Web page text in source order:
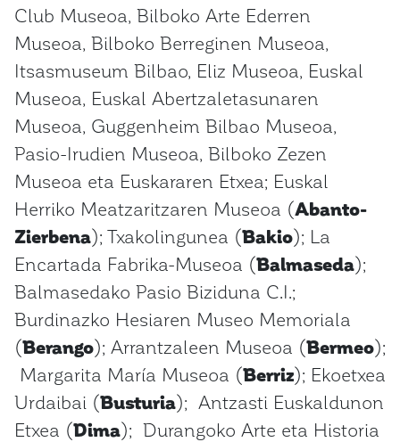
Club Museoa, Bilboko Arte Ederren
Museoa, Bilboko Berreginen Museoa,
Itsasmuseum Bilbao, Eliz Museoa, Euskal
Museoa, Euskal Abertzaletasunaren
Museoa, Guggenheim Bilbao Museoa,
Pasio-Irudien Museoa, Bilboko Zezen
Museoa eta Euskararen Etxea; Euskal
Herriko Meatzaritzaren Museoa (Abanto-
Zierbena); Txakolingunea (Bakio); La
Encartada Fabrika-Museoa (Balmaseda);
Balmasedako Pasio Biziduna C.I.;
Burdinazko Hesiaren Museo Memoriala
(Berango); Arrantzaleen Museoa (Bermeo);
Margarita María Museoa (Berriz); Ekoetxea
Urdaibai (Busturia); Antzasti Euskaldunon
Etxea (Dima); Durangoko Arte eta Historia